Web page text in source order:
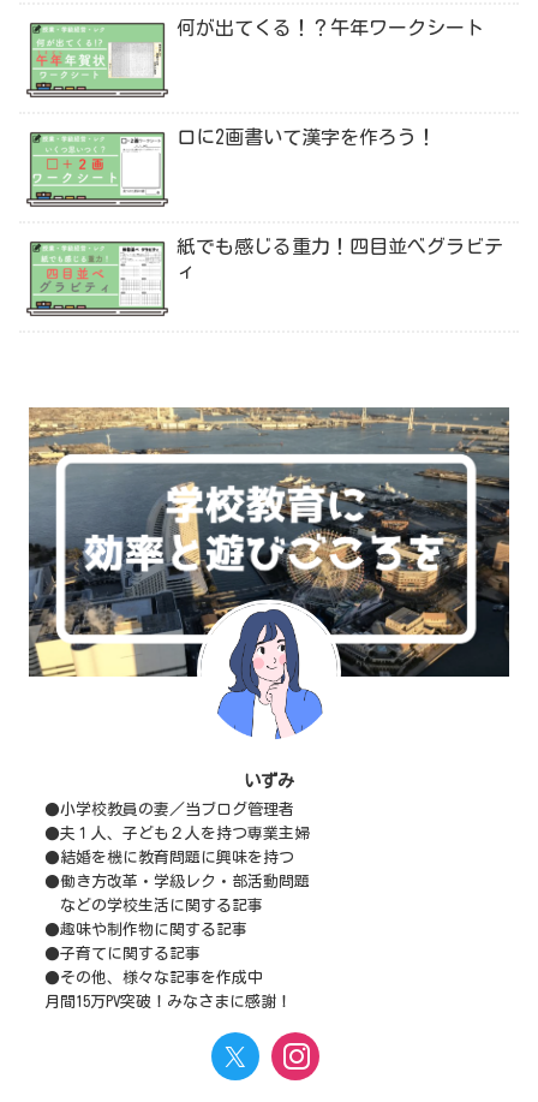
何が出てくる！？午年ワークシート
口に2画書いて漢字を作ろう！
紙でも感じる重力！四目並べグラビテ
ィ
いずみ
●小学校教員の妻／当ブログ管理者
●夫１人、子ども２人を持つ専業主婦
●結婚を機に教育問題に興味を持つ
●働き方改革・学級レク・部活動問題
などの学校生活に関する記事
●趣味や制作物に関する記事
●子育てに関する記事
●その他、様々な記事を作成中
月間15万PV突破！みなさまに感謝！